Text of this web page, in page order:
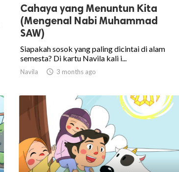
Cahaya yang Menuntun Kita
(Mengenal Nabi Muhammad
SAW)
Siapakah sosok yang paling dicintai di alam
semesta? Di kartu Navila kali i...
Navila  3 months ago